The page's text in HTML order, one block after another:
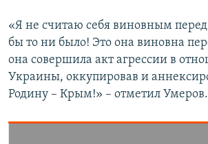
«Я не считаю себя виновным
бы то ни было! Это она виновна
она совершила акт агрессии в
Украины, оккупировав и
Родину – Крым!» – отметил Умеров.